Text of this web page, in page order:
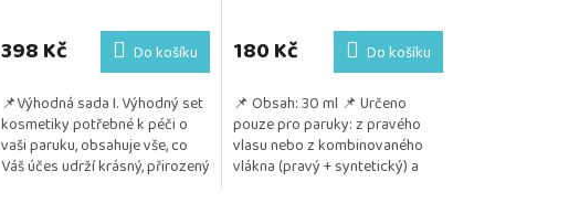
398 Kč Do košíku
📌Výhodná sada I. Výhodný set
kosmetiky potřebné k péči o
vaši paruku, obsahuje vše, co
Váš účes udrží krásný, přirozený
180 Kč Do košíku
📌 Obsah: 30 ml 📌 Určeno
pouze pro paruky: z pravého
vlasu nebo z kombinovaného
vlákna (pravý + syntetický) a